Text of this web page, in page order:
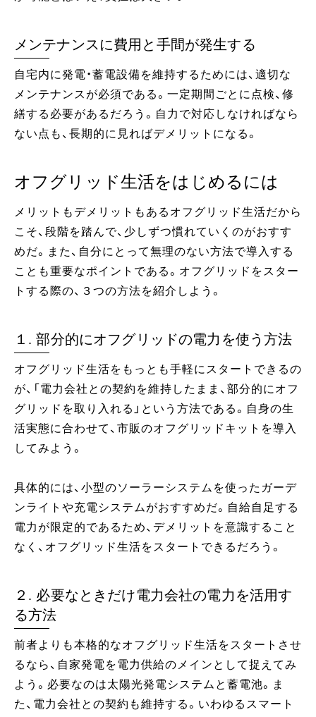
メンテナンスに費用と手間が発生する
自宅内に発電・蓄電設備を維持するためには、適切な
メンテナンスが必須である。一定期間ごとに点検、修
繕する必要があるだろう。自力で対応しなければなら
ない点も、長期的に見ればデメリットになる。
オフグリッド生活をはじめるには
メリットもデメリットもあるオフグリッド生活だから
こそ、段階を踏んで、少しずつ慣れていくのがおすす
めだ。また、自分にとって無理のない方法で導入する
ことも重要なポイントである。オフグリッドをスター
トする際の、３つの方法を紹介しよう。
１. 部分的にオフグリッドの電力を使う方法
オフグリッド生活をもっとも手軽にスタートできるの
が、「電力会社との契約を維持したまま、部分的にオフ
グリッドを取り入れる」という方法である。自身の生
活実態に合わせて、市販のオフグリッドキットを導入
してみよう。
具体的には、小型のソーラーシステムを使ったガーデ
ンライトや充電システムがおすすめだ。自給自足する
電力が限定的であるため、デメリットを意識すること
なく、オフグリッド生活をスタートできるだろう。
２. 必要なときだけ電力会社の電力を活用す
る方法
前者よりも本格的なオフグリッド生活をスタートさせ
るなら、自家発電を電力供給のメインとして捉えてみ
よう。必要なのは太陽光発電システムと蓄電池。ま
た、電力会社との契約も維持する。いわゆるスマート